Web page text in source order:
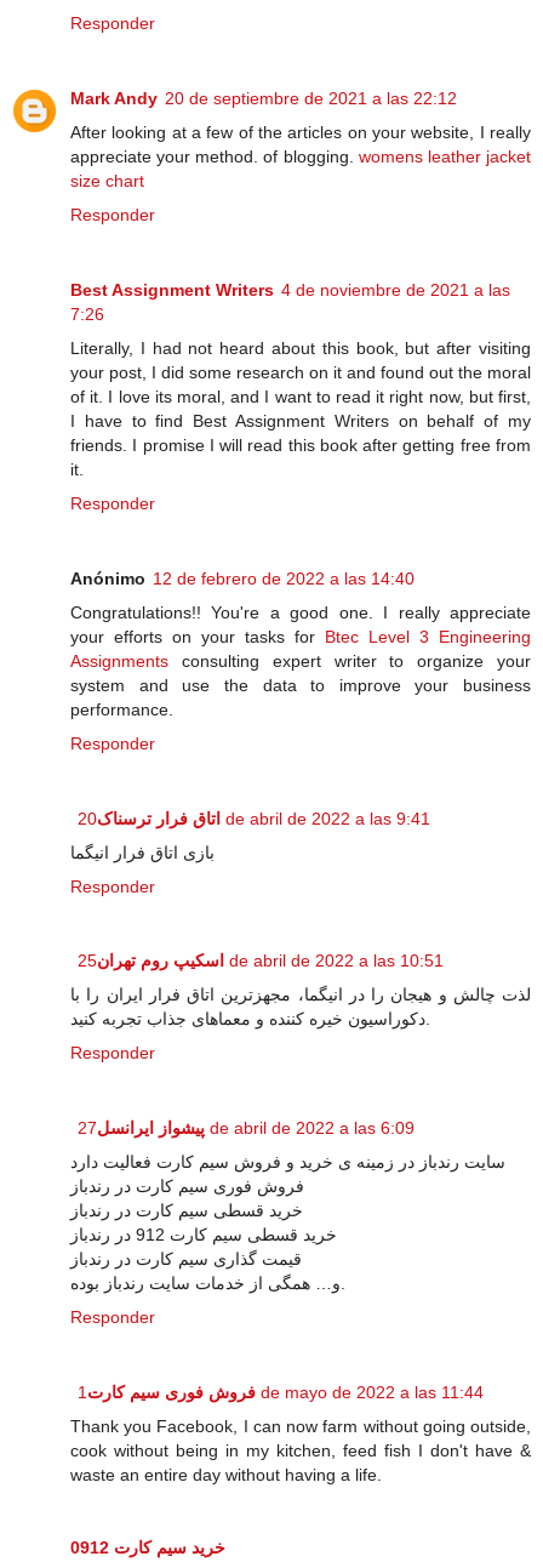
Responder
Mark Andy 20 de septiembre de 2021 a las 22:12
After looking at a few of the articles on your website, I really
appreciate your method. of blogging. womens leather jacket
size chart
Responder
Best Assignment Writers 4 de noviembre de 2021 a las
7:26
Literally, I had not heard about this book, but after visiting
your post, I did some research on it and found out the moral
of it. I love its moral, and I want to read it right now, but first,
I have to find Best Assignment Writers on behalf of my
friends. I promise I will read this book after getting free from
it.
Responder
Anónimo 12 de febrero de 2022 a las 14:40
Congratulations!! You're a good one. I really appreciate
your efforts on your tasks for Btec Level 3 Engineering
Assignments consulting expert writer to organize your
system and use the data to improve your business
performance.
Responder
اتاق فرار ترسناک 20 de abril de 2022 a las 9:41
بازی اتاق فرار انیگما
Responder
اسکیپ روم تهران 25 de abril de 2022 a las 10:51
لذت چالش و هیجان را در انیگما، مجهزترین اتاق فرار ایران را با
دکوراسیون خیره کننده و معماهای جذاب تجربه کنید.
Responder
پیشواز ایرانسل 27 de abril de 2022 a las 6:09
سایت رندباز در زمینه ی خرید و فروش سیم کارت فعالیت دارد
فروش فوری سیم کارت در رندباز
خرید قسطی سیم کارت در رندباز
خرید قسطی سیم کارت 912 در رندباز
قیمت گذاری سیم کارت در رندباز
و… همگی از خدمات سایت رندباز بوده.
Responder
فروش فوری سیم کارت 1 de mayo de 2022 a las 11:44
Thank you Facebook, I can now farm without going outside,
cook without being in my kitchen, feed fish I don't have &
waste an entire day without having a life.
خرید سیم کارت 0912